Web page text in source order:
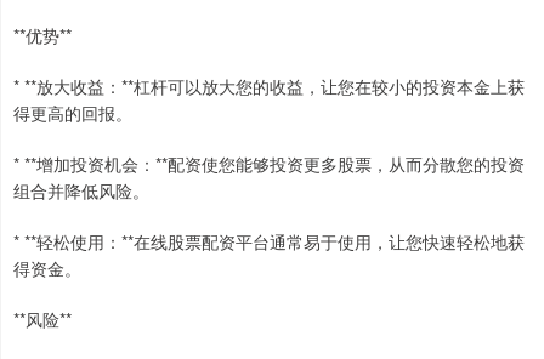
**优势**
* **放大收益：**杠杆可以放大您的收益，让您在较小的投资本金上获
得更高的回报。
* **增加投资机会：**配资使您能够投资更多股票，从而分散您的投资
组合并降低风险。
* **轻松使用：**在线股票配资平台通常易于使用，让您快速轻松地获
得资金。
**风险**